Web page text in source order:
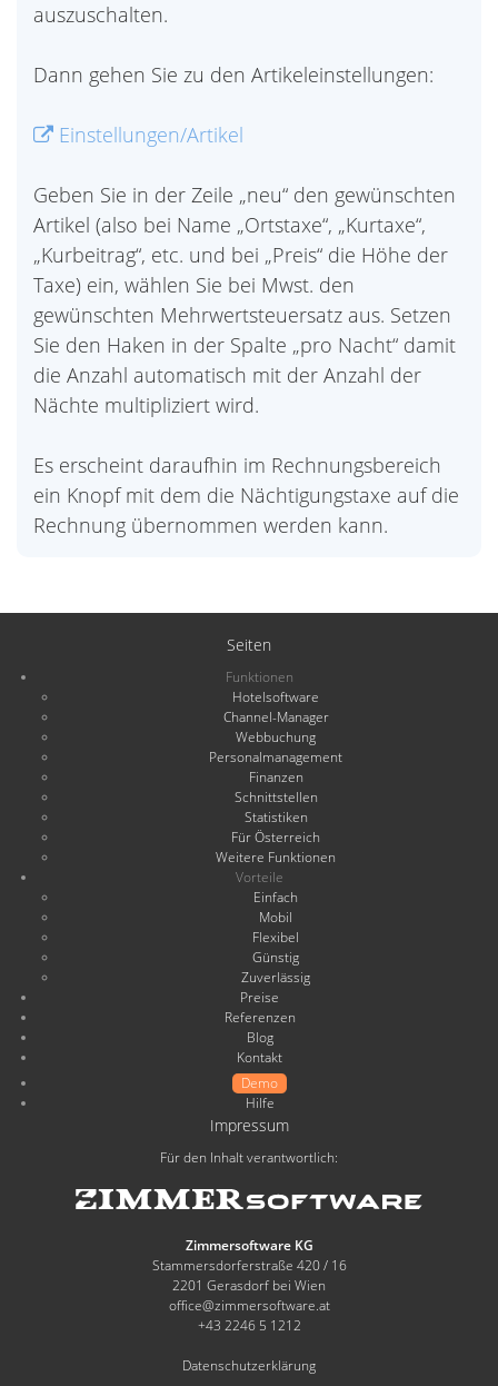
auszuschalten.
Dann gehen Sie zu den Artikeleinstellungen:
Einstellungen/Artikel
Geben Sie in der Zeile „neu“ den gewünschten
Artikel (also bei Name „Ortstaxe“, „Kurtaxe“,
„Kurbeitrag“, etc. und bei „Preis“ die Höhe der
Taxe) ein, wählen Sie bei Mwst. den
gewünschten Mehrwertsteuersatz aus. Setzen
Sie den Haken in der Spalte „pro Nacht“ damit
die Anzahl automatisch mit der Anzahl der
Nächte multipliziert wird.
Es erscheint daraufhin im Rechnungsbereich
ein Knopf mit dem die Nächtigungstaxe auf die
Rechnung übernommen werden kann.
Seiten
Funktionen
Hotelsoftware
Channel-Manager
Webbuchung
Personalmanagement
Finanzen
Schnittstellen
Statistiken
Für Österreich
Weitere Funktionen
Vorteile
Einfach
Mobil
Flexibel
Günstig
Zuverlässig
Preise
Referenzen
Blog
Kontakt
Demo
Hilfe
Impressum
Für den Inhalt verantwortlich:
Zimmersoftware KG
Stammersdorferstraße 420 / 16
2201 Gerasdorf bei Wien
office@zimmersoftware.at
+43 2246 5 1212
Datenschutzerklärung